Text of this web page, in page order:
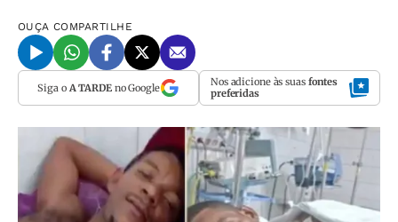
OUÇA COMPARTILHE
Siga o A TARDEno Google Nos adicione às suas fontes
preferidas